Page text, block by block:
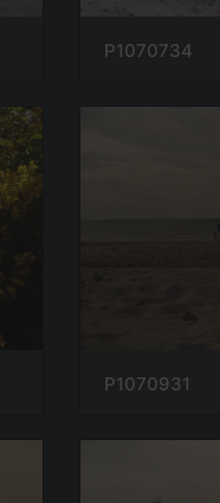
P1070734
P1070931